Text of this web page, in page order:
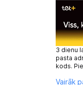
3 dienu
pasta
kods.
Vairāk